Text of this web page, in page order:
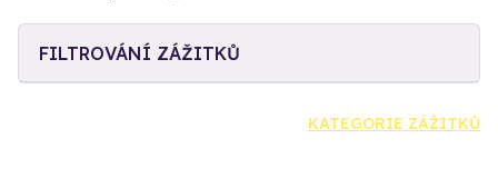
FILTROVÁNÍ ZÁŽITKŮ
KATEGORIE ZÁŽITKŮ